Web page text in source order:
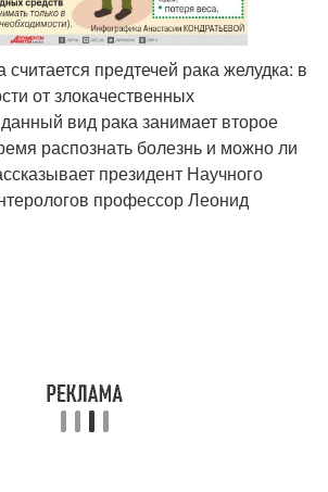
предтечей рака желудка: в
от злокачественных
вид рака занимает второе
распознать болезнь и можно ли
президент Научного
профессор Леонид